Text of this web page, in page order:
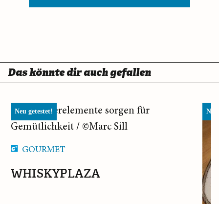
Das könnte dir auch gefallen
Neu getestet!
GOURMET
WHISKYPLAZA